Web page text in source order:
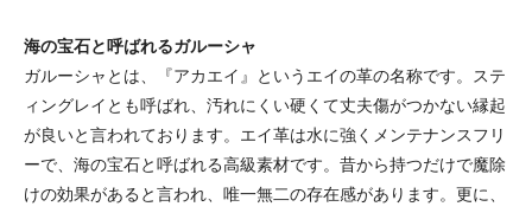
海の宝石と呼ばれるガルーシャ
ガルーシャとは、『アカエイ』というエイの革の名称です。ステ
ィングレイとも呼ばれ、汚れにくい硬くて丈夫傷がつかない縁起
が良いと言われております。エイ革は水に強くメンテナンスフリ
ーで、海の宝石と呼ばれる高級素材です。昔から持つだけで魔除
けの効果があると言われ、唯一無二の存在感があります。更に、